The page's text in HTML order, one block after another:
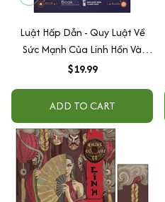
Luật Hấp Dẫn - Quy Luật Về
Sức Mạnh Của Linh Hồn Và
Năng Lượng Chữa Lành Cơ
$19.99
ADD TO CART